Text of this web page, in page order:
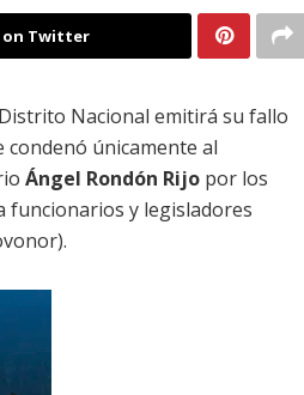
on Twitter
Nacional emitirá su fallo
únicamente al
Ángel Rondón Rijo por los
funcionarios y legisladores